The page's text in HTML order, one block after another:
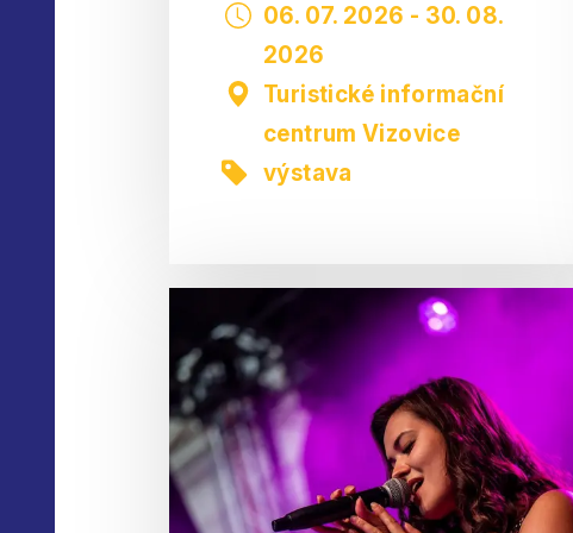
06. 07. 2026 - 30. 08.
2026
Turistické informační
centrum Vizovice
výstava